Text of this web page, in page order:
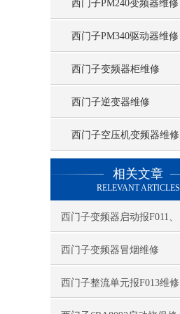
西门子PM240变频器维修
西门子PM340驱动器维修
西门子变频器柜维修
西门子逆变器维修
西门子空压机变频器维修
相关文章
RELEVANT ARTICLES
西门子变频器启动报F011、
F015维修
西门子变频器冒烟维修
西门子整流单元报F013维修